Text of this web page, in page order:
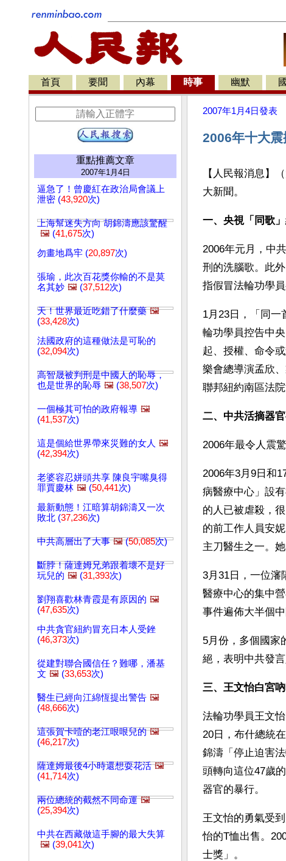
首頁 要聞 內幕 時事 幽默
重點推薦文章
2007年1月4日
逼急了！曾慶紅在政治局會議上
泄密 (43,920次)
上海幫迷失方向 胡錦濤應該驚醒
🖼️ (41,675次)
勿畫地爲牢 (20,897次)
張瑜，此次百花獎你輸的不是莫
名其妙 🖼️ (37,512次)
天！世界最近吃錯了什麼藥 🖼️
(33,428次)
法國政府的這種做法是可恥的
(32,094次)
高智晟被判刑是中國人的恥辱，
也是世界的恥辱 🖼️ (38,507次)
一個極其可怕的政府報導 🖼️
(41,537次)
這是個給世界帶來災難的女人 🖼️
(42,394次)
老婆容忍姘頭共享 陳良宇嘴臭得
罪賈慶林 🖼️ (50,441次)
最新動態！江暗算胡錦濤又一次
敗北 (37,236次)
中共高層出了大事 🖼️(50,085次)
斷脖！薩達姆兄弟跟着壞不是好
玩兒的 🖼️ (31,393次)
劉翔喜歡林青霞是有原因的 🖼️
(47,635次)
中共貪官紐約冒充日本人受銼
(46,373次)
從建對聯合國信任？難哪，潘基
文 🖼️ (33,653次)
醫生已經向江綿恆提出警告 🖼️
(48,666次)
這張賀卡噎的老江哏哏兒的 🖼️
(46,217次)
薩達姆最後4小時還想耍花活 🖼️
(41,714次)
兩位總統的截然不同命運 🖼️
(25,394次)
中共在西藏做這手腳的最大失算
🖼️ (39,041次)
2007年1月4日發表
2006年十大震
【人民報消息】
大新聞。
一、央視「同歌
2006年元月，中
刑的洗腦歌。此
指假冒法輪功學
1月23日，「同一
輪功學員控告中
起、授權、命令
樂會總導演孟欣
聯邦紐約南區法
二、中共活摘器
2006年最令人震
2006年3月9日和
病醫療中心」設
的人已被虐殺，
的前工作人員安
主刀醫生之一。
3月31日，一位瀋
醫療中心的集中
事件遍佈大半個中
5月份，多個國家
絕，表明中共發
三、王文怡白宮
法輪功學員王文
20日，布什總統
錦濤「停止迫害
頭轉向這位47歲
器官的暴行。
王文怡的勇氣受
怡的T恤出售。
士獎」。